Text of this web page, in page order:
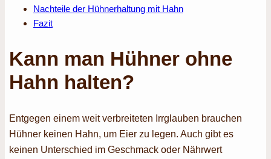
Nachteile der Hühnerhaltung mit Hahn
Fazit
Kann man Hühner ohne
Hahn halten?
Entgegen einem weit verbreiteten Irrglauben brauchen
Hühner keinen Hahn, um Eier zu legen. Auch gibt es
keinen Unterschied im Geschmack oder Nährwert